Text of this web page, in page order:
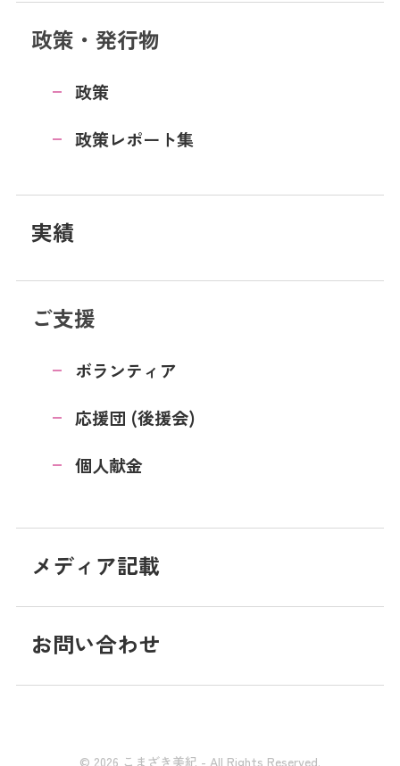
政策・発行物
政策
政策レポート集
実績
ご支援
ボランティア
応援団 (後援会)
個人献金
メディア記載
お問い合わせ
© 2026 こまざき美紀 - All Rights Reserved.